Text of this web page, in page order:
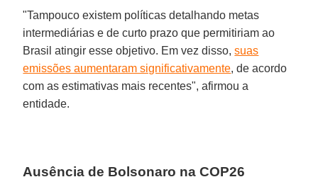
"Tampouco existem políticas detalhando metas
intermediárias e de curto prazo que permitiriam ao
Brasil atingir esse objetivo. Em vez disso,suas
emissões aumentaram significativamente, de acordo
com as estimativas mais recentes", afirmou a
entidade.
Ausência de Bolsonaro na COP26